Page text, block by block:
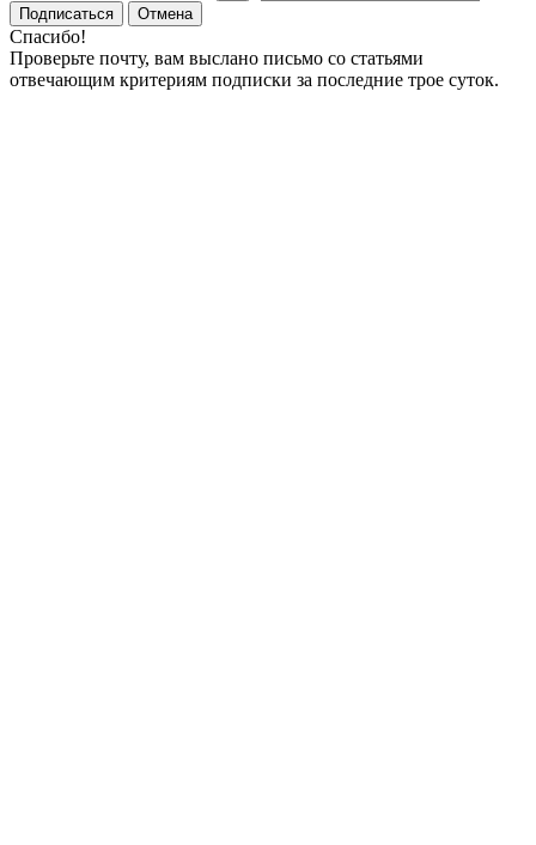
Подписаться
Отмена
Спасибо!
Проверьте почту, вам выслано письмо со статьями
отвечающим критериям подписки за последние трое суток.